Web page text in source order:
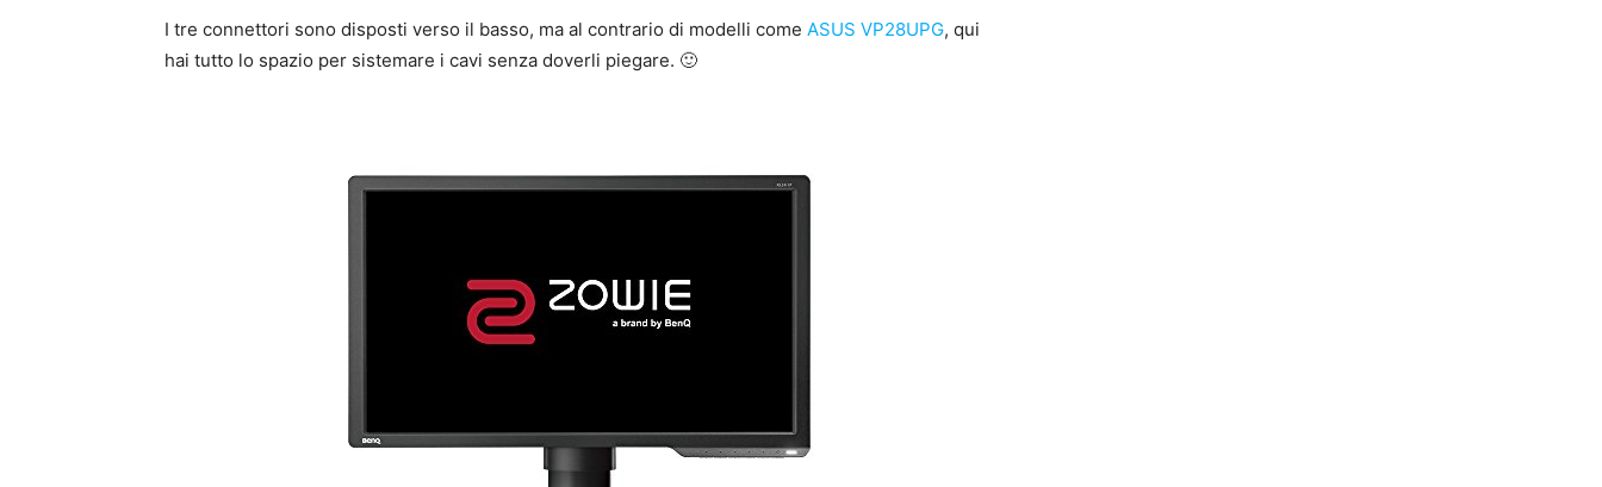
I tre connettori sono disposti verso il basso, ma al contrario di modelli come ASUS VP28UPG, qui
hai tutto lo spazio per sistemare i cavi senza doverli piegare. 🙂